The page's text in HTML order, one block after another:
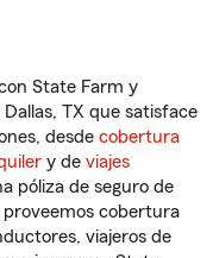
State Farm y
Dallas, TX que satisface
desde cobertura
y de viajes
póliza de seguro de
cobertura
viajeros de